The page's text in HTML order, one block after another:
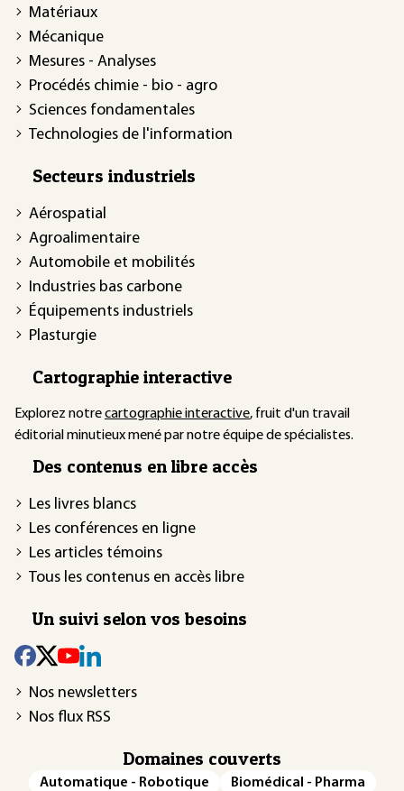
Matériaux
Mécanique
Mesures - Analyses
Procédés chimie - bio - agro
Sciences fondamentales
Technologies de l'information
Secteurs industriels
Aérospatial
Agroalimentaire
Automobile et mobilités
Industries bas carbone
Équipements industriels
Plasturgie
Cartographie interactive
Explorez notrecartographie interactive, fruit d'un travail
éditorial minutieux mené par notre équipe de spécialistes.
Des contenus en libre accès
Les livres blancs
Les conférences en ligne
Les articles témoins
Tous les contenus en accès libre
Un suivi selon vos besoins
Nos newsletters
Nos flux RSS
Domaines couverts
Automatique - Robotique
Biomédical - Pharma